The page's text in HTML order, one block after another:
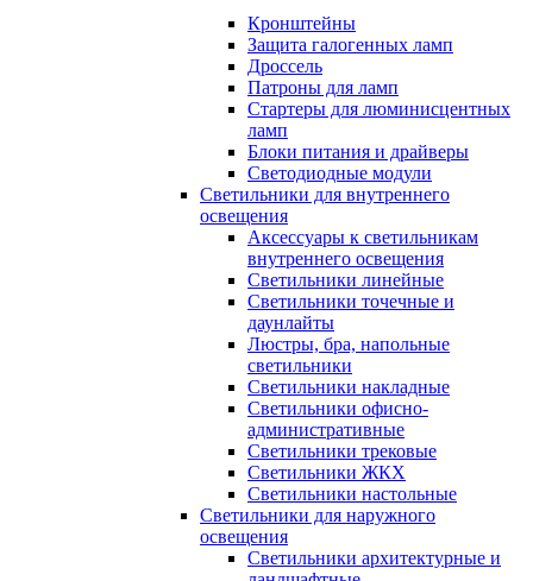
Кронштейны
Защита галогенных ламп
Дроссель
Патроны для ламп
Стартеры для люминисцентных
ламп
Блоки питания и драйверы
Светодиодные модули
Светильники для внутреннего
освещения
Аксессуары к светильникам
внутреннего освещения
Светильники линейные
Светильники точечные и
даунлайты
Люстры, бра, напольные
светильники
Светильники накладные
Светильники офисно-
административные
Светильники трековые
Светильники ЖКХ
Светильники настольные
Светильники для наружного
освещения
Светильники архитектурные и